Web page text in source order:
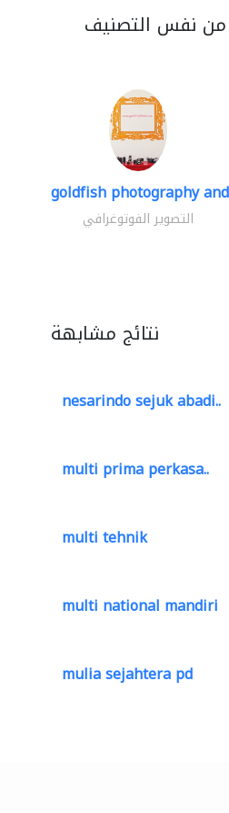
من نفس التصنيف
goldfish photography
التصوير الفوتوغرافي
نتائج مشابهة
nesarindo sejuk abadi..
multi prima perkasa..
multi tehnik
multi national mandiri
mulia sejahtera pd